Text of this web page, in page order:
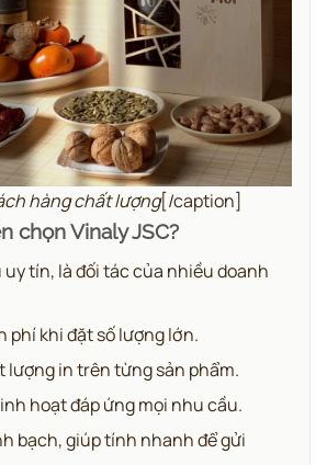
hàng chất lượng[/caption]
chọn Vinaly JSC?
tín, là đối tác của nhiều doanh
phí khi đặt số lượng lớn.
lượng in trên từng sản phẩm.
hoạt đáp ứng mọi nhu cầu.
bạch, giúp tính nhanh để gửi